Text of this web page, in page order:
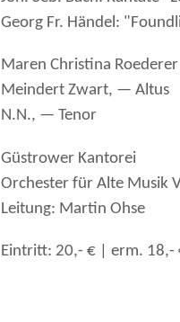
Georg Fr. Händel:
Maren Christina
Meindert Zwart, — Altus
N.N., — Tenor
Güstrower Kantorei
Orchester für Alte Musik
Leitung: Martin Ohse
Eintritt: 20,- € | erm. 18,-